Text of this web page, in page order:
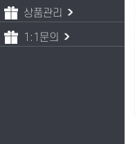
상품관리
1:1문의